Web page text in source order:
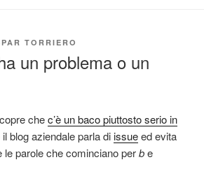
TORRIERO
un problema o un
chec’è un baco piuttosto serio in
blog aziendale parla diissueed evita
le parole che cominciano perbe